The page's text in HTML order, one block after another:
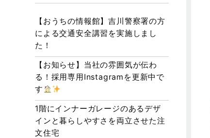
【おうちの情報館】吉川警察署の方
による交通安全講習を実施しまし
た！
【お知らせ】当社の雰囲気が伝わ
る！採用専用Instagramを更新中で
す
1階にインナーガレージのあるデザ
インと暮らしやすさを両立させた注
文住宅